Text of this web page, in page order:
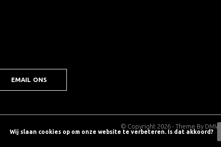
EMAIL ONS
© Copyright 2026- Theme By DMWS
Wij slaan cookies op om onze website te verbeteren. Is dat akkoord?